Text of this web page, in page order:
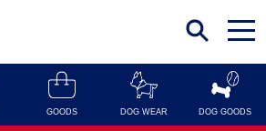
t
o
g
n
GOODS DOG WEAR DOG GOODS